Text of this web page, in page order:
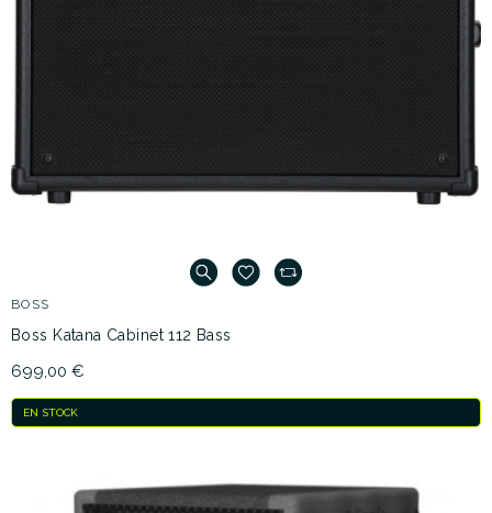
BOSS
Boss Katana Cabinet 112 Bass
699,00 €
EN STOCK